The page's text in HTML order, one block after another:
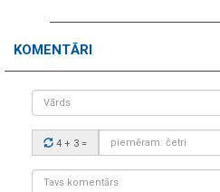
KOMENTĀRI
Vārds
Drošības
kods:
4 + 3 =
Tavs